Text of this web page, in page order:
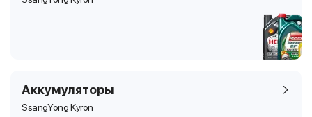
Аккумуляторы
SsangYong Kyron